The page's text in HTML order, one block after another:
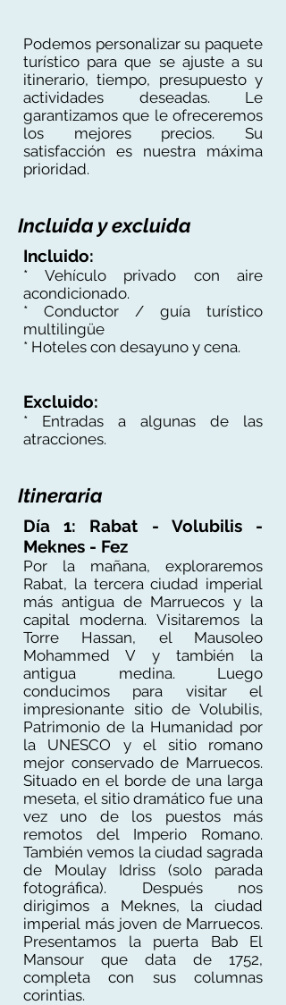
Podemos personalizar su paquete
turístico para que se ajuste a su
itinerario, tiempo, presupuesto y
actividades deseadas. Le
garantizamos que le ofreceremos
los mejores precios. Su
satisfacción es nuestra máxima
prioridad.
Incluida y excluida
Incluido:
* Vehículo privado con aire
acondicionado.
* Conductor / guía turístico
multilingüe
* Hoteles con desayuno y cena.
Excluido:
* Entradas a algunas de las
atracciones.
Itineraria
Día 1: Rabat - Volubilis -
Meknes - Fez
Por la mañana, exploraremos
Rabat, la tercera ciudad imperial
más antigua de Marruecos y la
capital moderna. Visitaremos la
Torre Hassan, el Mausoleo
Mohammed V y también la
antigua medina. Luego
conducimos para visitar el
impresionante sitio de Volubilis,
Patrimonio de la Humanidad por
la UNESCO y el sitio romano
mejor conservado de Marruecos.
Situado en el borde de una larga
meseta, el sitio dramático fue una
vez uno de los puestos más
remotos del Imperio Romano.
También vemos la ciudad sagrada
de Moulay Idriss (solo parada
fotográfica). Después nos
dirigimos a Meknes, la ciudad
imperial más joven de Marruecos.
Presentamos la puerta Bab El
Mansour que data de 1752,
completa con sus columnas
corintias.